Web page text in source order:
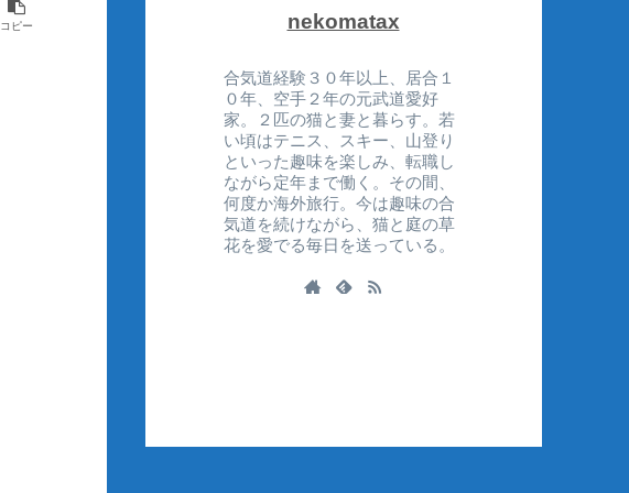
コピー nekomatax
合気道経験３０年以上、居合１
０年、空手２年の元武道愛好
家。２匹の猫と妻と暮らす。若
い頃はテニス、スキー、山登り
といった趣味を楽しみ、転職し
ながら定年まで働く。その間、
何度か海外旅行。今は趣味の合
気道を続けながら、猫と庭の草
花を愛でる毎日を送っている。